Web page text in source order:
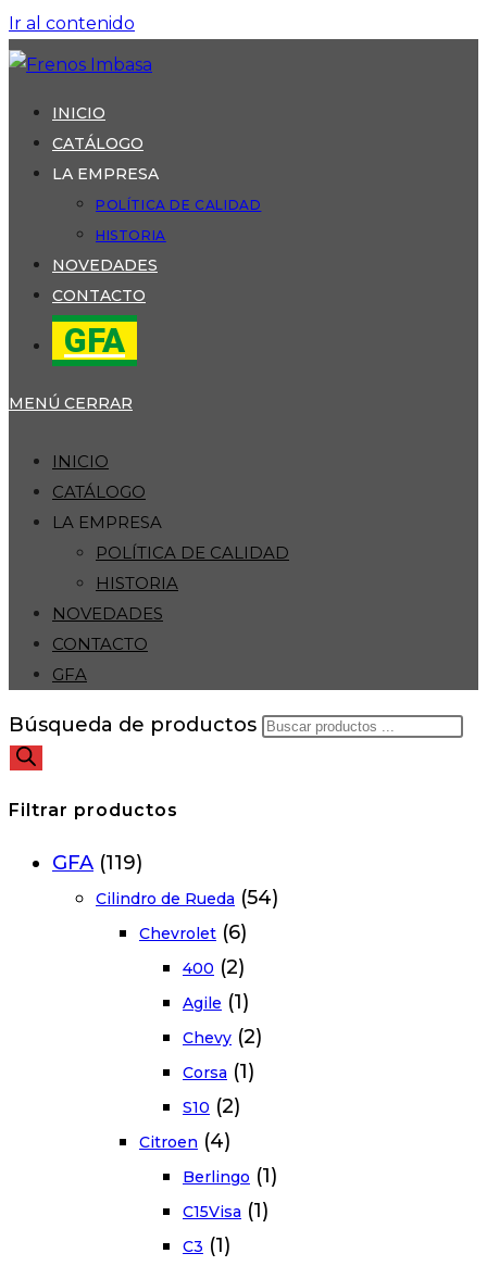
Ir al contenido
INICIO
CATÁLOGO
LA EMPRESA
POLÍTICA DE CALIDAD
HISTORIA
NOVEDADES
CONTACTO
GFA
MENÚ CERRAR
INICIO
CATÁLOGO
LA EMPRESA
POLÍTICA DE CALIDAD
HISTORIA
NOVEDADES
CONTACTO
GFA
Búsqueda de productos
Filtrar productos
GFA (119)
Cilindro de Rueda (54)
Chevrolet (6)
400 (2)
Agile (1)
Chevy (2)
Corsa (1)
S10 (2)
Citroen (4)
Berlingo (1)
C15Visa (1)
C3 (1)